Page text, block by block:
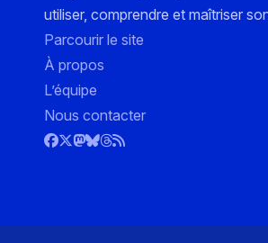
utiliser, comprendre et maîtriser
Parcourir le site
À propos
L’équipe
Nous contacter